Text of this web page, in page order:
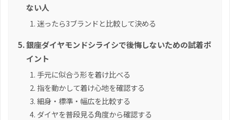
ない人
迷ったら3ブランドと比較して決める
銀座ダイヤモンドシライシで後悔しないための試着ポ
イント
手元に似合う形を着け比べる
指を動かして着け心地を確認する
細身・標準・幅広を比較する
ダイヤを普段見る角度から確認する